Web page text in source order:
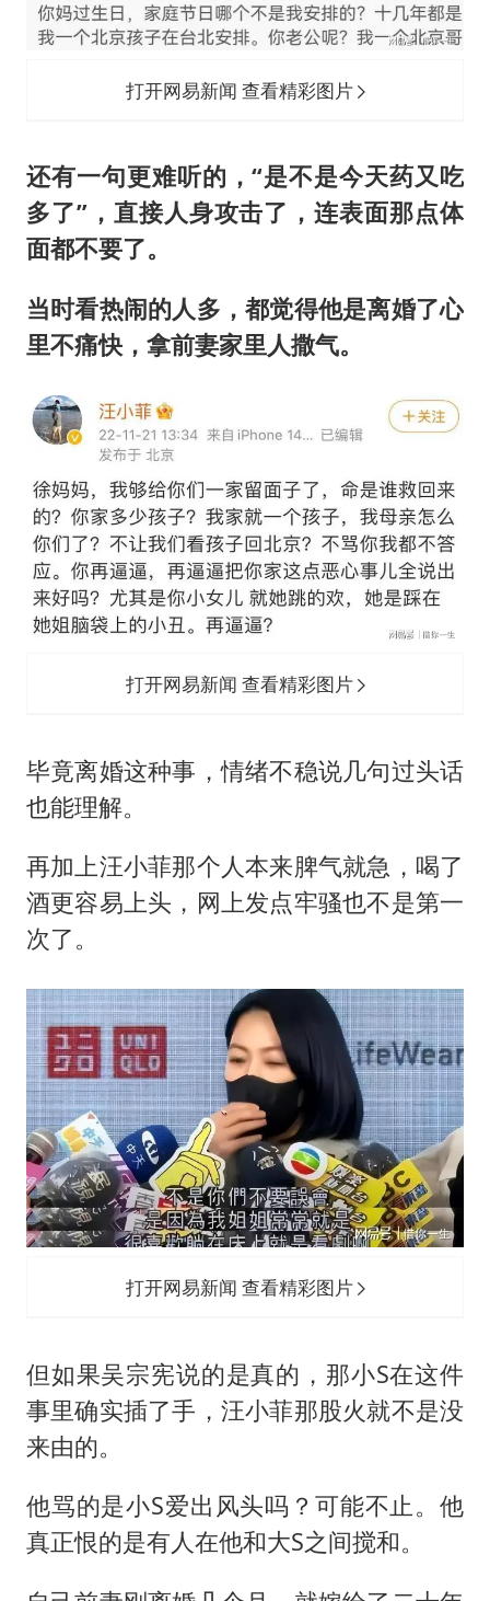
打开网易新闻 查看精彩图片
还有一句更难听的，“是不是今天药又吃
多了”，直接人身攻击了，连表面那点体
面都不要了。
当时看热闹的人多，都觉得他是离婚了心
里不痛快，拿前妻家里人撒气。
打开网易新闻 查看精彩图片
毕竟离婚这种事，情绪不稳说几句过头话
也能理解。
再加上汪小菲那个人本来脾气就急，喝了
酒更容易上头，网上发点牢骚也不是第一
次了。
打开网易新闻 查看精彩图片
但如果吴宗宪说的是真的，那小S在这件
事里确实插了手，汪小菲那股火就不是没
来由的。
他骂的是小S爱出风头吗？可能不止。他
真正恨的是有人在他和大S之间搅和。